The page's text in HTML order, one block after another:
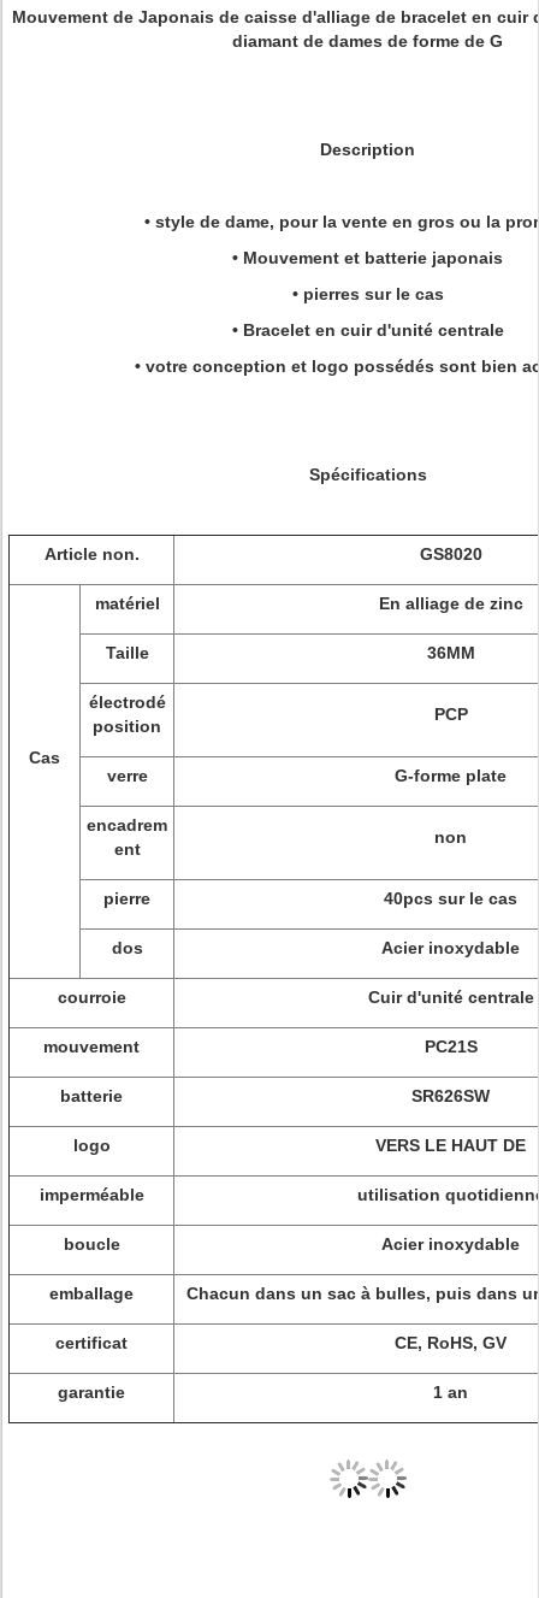
Mouvement de Japonais de caisse d'alliage de bracelet en cuir
diamant de dames de forme de G
Description
• style de dame, pour la vente en gros ou la
• Mouvement et batterie japonais
• pierres sur le cas
• Bracelet en cuir d'unité centrale
• votre conception et logo possédés sont bien
Spécifications
Article non. GS8020
Cas
matériel En alliage de zinc
Taille 36MM
électrodé
position
PCP
verre G-forme plate
encadrem
ent
non
pierre 40pcs sur le cas
dos Acier inoxydable
courroie Cuir d'unité centrale
mouvement PC21S
batterie SR626SW
logo VERS LE HAUT DE
imperméable utilisation
boucle Acier inoxydable
emballage Chacun dans un sac à bulles, puis dans
certificat CE, RoHS, GV
garantie 1 an